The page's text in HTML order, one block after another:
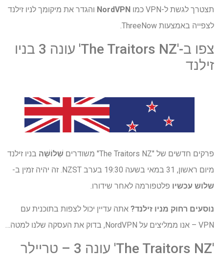
תצטרך לגשת ל-VPN כמו NordVPN והגדר את מיקומך לניו זילנד
לצפייה באמצעות ThreeNow.
צפו ב-'The Traitors NZ' עונה 3 בניו
זילנד
פרקים חדשים של "The Traitors NZ" משודרים שְׁלוֹשָׁה בניו זילנד
מיום ראשון, 31 במאי בשעה 19:30 בערב NZST. זה יהיה זמין ב-
שלוש עכשיו פלטפורמה לאחר שידורו.
נוסעים רחוק מניו זילנד? אתה עדיין יכול לצפות בתוכנית עם
VPN – אנו ממליצים על NordVPN, בדוק את העסקה שלנו למטה…
'The Traitors NZ' עונה 3 – טריילר